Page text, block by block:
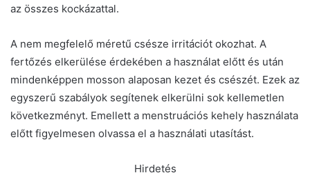
az összes kockázattal.
A nem megfelelő méretű csésze irritációt okozhat. A
fertőzés elkerülése érdekében a használat előtt és után
mindenképpen mosson alaposan kezet és csészét. Ezek az
egyszerű szabályok segítenek elkerülni sok kellemetlen
következményt. Emellett a menstruációs kehely használata
előtt figyelmesen olvassa el a használati utasítást.
Hirdetés